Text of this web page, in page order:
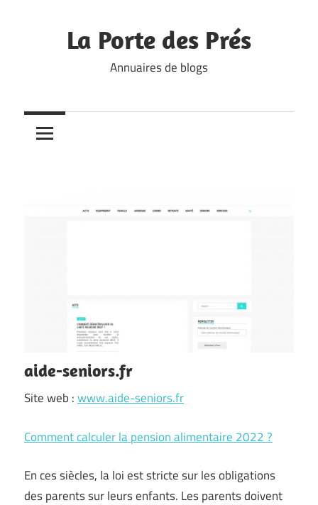
La Porte des Prés
Annuaires de blogs
aide-seniors.fr
Site web :www.aide-seniors.fr
Comment calculer la pension alimentaire 2022 ?
En ces siècles, la loi est stricte sur les obligations
des parents sur leurs enfants. Les parents doivent